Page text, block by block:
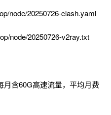
node/20250726-clash.yaml
node/20250726-v2ray.txt
月含60G高速流量，平均月费